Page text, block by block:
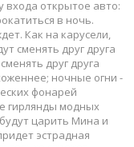
входа открытое авто:
в ночь.
Как на карусели,
сменять друг друга
друг друга
ночные огни -
фонарей
гирлянды модных
царить Мина и
эстрадная